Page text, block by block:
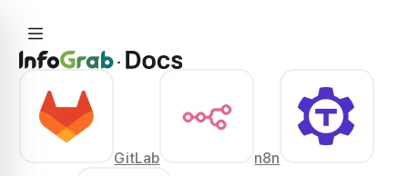
GitLab n8n